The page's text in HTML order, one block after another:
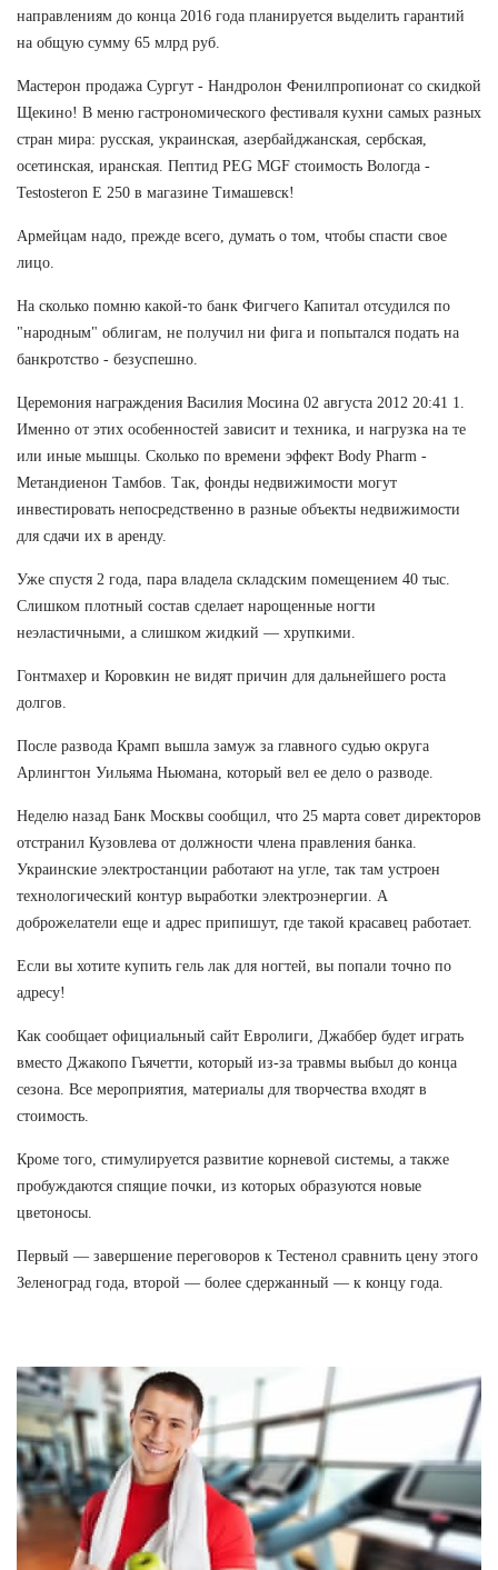
направлениям до конца 2016 года планируется выделить гарантий
на общую сумму 65 млрд руб.
Мастерон продажа Сургут - Нандролон Фенилпропионат со скидкой
Щекино! В меню гастрономического фестиваля кухни самых разных
стран мира: русская, украинская, азербайджанская, сербская,
осетинская, иранская. Пептид PEG MGF стоимость Вологда -
Testosteron E 250 в магазине Тимашевск!
Армейцам надо, прежде всего, думать о том, чтобы спасти свое
лицо.
На сколько помню какой-то банк Фигчего Капитал отсудился по
"народным" облигам, не получил ни фига и попытался подать на
банкротство - безуспешно.
Церемония награждения Василия Мосина 02 августа 2012 20:41 1.
Именно от этих особенностей зависит и техника, и нагрузка на те
или иные мышцы. Сколько по времени эффект Body Pharm -
Метандиенон Тамбов. Так, фонды недвижимости могут
инвестировать непосредственно в разные объекты недвижимости
для сдачи их в аренду.
Уже спустя 2 года, пара владела складским помещением 40 тыс.
Слишком плотный состав сделает нарощенные ногти
неэластичными, а слишком жидкий — хрупкими.
Гонтмахер и Коровкин не видят причин для дальнейшего роста
долгов.
После развода Крамп вышла замуж за главного судью округа
Арлингтон Уильяма Ньюмана, который вел ее дело о разводе.
Неделю назад Банк Москвы сообщил, что 25 марта совет директоров
отстранил Кузовлева от должности члена правления банка.
Украинские электростанции работают на угле, так там устроен
технологический контур выработки электроэнергии. А
доброжелатели еще и адрес припишут, где такой красавец работает.
Если вы хотите купить гель лак для ногтей, вы попали точно по
адресу!
Как сообщает официальный сайт Евролиги, Джаббер будет играть
вместо Джакопо Гьячетти, который из-за травмы выбыл до конца
сезона. Все мероприятия, материалы для творчества входят в
стоимость.
Кроме того, стимулируется развитие корневой системы, а также
пробуждаются спящие почки, из которых образуются новые
цветоносы.
Первый — завершение переговоров к Тестенол сравнить цену этого
Зеленоград года, второй — более сдержанный — к концу года.